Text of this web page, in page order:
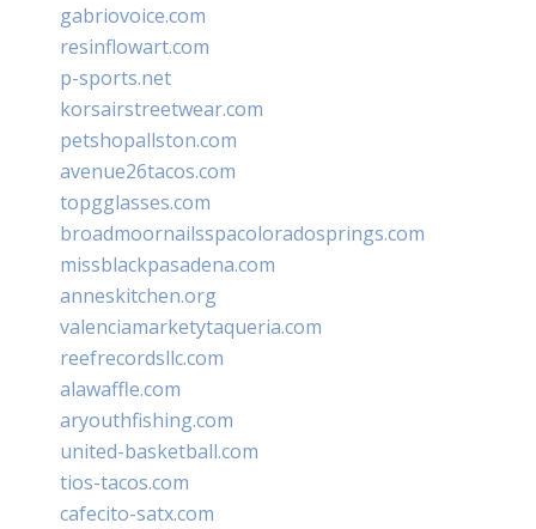
gabriovoice.com
resinflowart.com
p-sports.net
korsairstreetwear.com
petshopallston.com
avenue26tacos.com
topgglasses.com
broadmoornailsspacoloradosprings.com
missblackpasadena.com
anneskitchen.org
valenciamarketytaqueria.com
reefrecordsllc.com
alawaffle.com
aryouthfishing.com
united-basketball.com
tios-tacos.com
cafecito-satx.com